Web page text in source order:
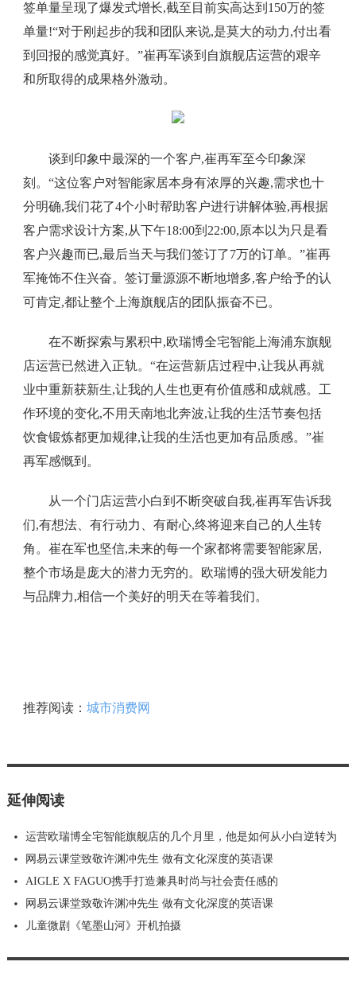
签单量呈现了爆发式增长,截至目前实高达到150万的签
单量!“对于刚起步的我和团队来说,是莫大的动力,付出看
到回报的感觉真好。”崔再军谈到自旗舰店运营的艰辛
和所取得的成果格外激动。
谈到印象中最深的一个客户,崔再军至今印象深
刻。“这位客户对智能家居本身有浓厚的兴趣,需求也十
分明确,我们花了4个小时帮助客户进行讲解体验,再根据
客户需求设计方案,从下午18:00到22:00,原本以为只是看
客户兴趣而已,最后当天与我们签订了7万的订单。”崔再
军掩饰不住兴奋。签订量源源不断地增多,客户给予的认
可肯定,都让整个上海旗舰店的团队振奋不已。
在不断探索与累积中,欧瑞博全宅智能上海浦东旗舰
店运营已然进入正轨。“在运营新店过程中,让我从再就
业中重新获新生,让我的人生也更有价值感和成就感。工
作环境的变化,不用天南地北奔波,让我的生活节奏包括
饮食锻炼都更加规律,让我的生活也更加有品质感。”崔
再军感慨到。
从一个门店运营小白到不断突破自我,崔再军告诉我
们,有想法、有行动力、有耐心,终将迎来自己的人生转
角。崔在军也坚信,未来的每一个家都将需要智能家居,
整个市场是庞大的潜力无穷的。欧瑞博的强大研发能力
与品牌力,相信一个美好的明天在等着我们。
推荐阅读： 城市消费网
延伸阅读
运营欧瑞博全宅智能旗舰店的几个月里，他是如何从小白逆转为
网易云课堂致敬许渊冲先生 做有文化深度的英语课
AIGLE X FAGUO携手打造兼具时尚与社会责任感的
网易云课堂致敬许渊冲先生 做有文化深度的英语课
儿童微剧《笔墨山河》开机拍摄